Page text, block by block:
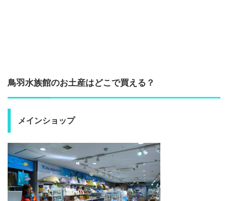
鳥羽水族館のお土産はどこで買える？
メインショップ